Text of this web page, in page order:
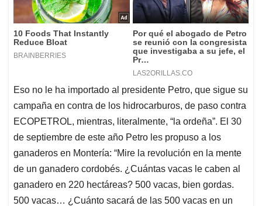
Eso no le ha importado al presidente Petro, que sigue su
campaña en contra de los hidrocarburos, de paso contra
ECOPETROL, mientras, literalmente, “la ordeña”. El 30
de septiembre de este año Petro les propuso a los
ganaderos en Montería: “Mire la revolución en la mente
de un ganadero cordobés. ¿Cuántas vacas le caben al
ganadero en 220 hectáreas? 500 vacas, bien gordas.
500 vacas… ¿Cuánto sacará de las 500 vacas en un